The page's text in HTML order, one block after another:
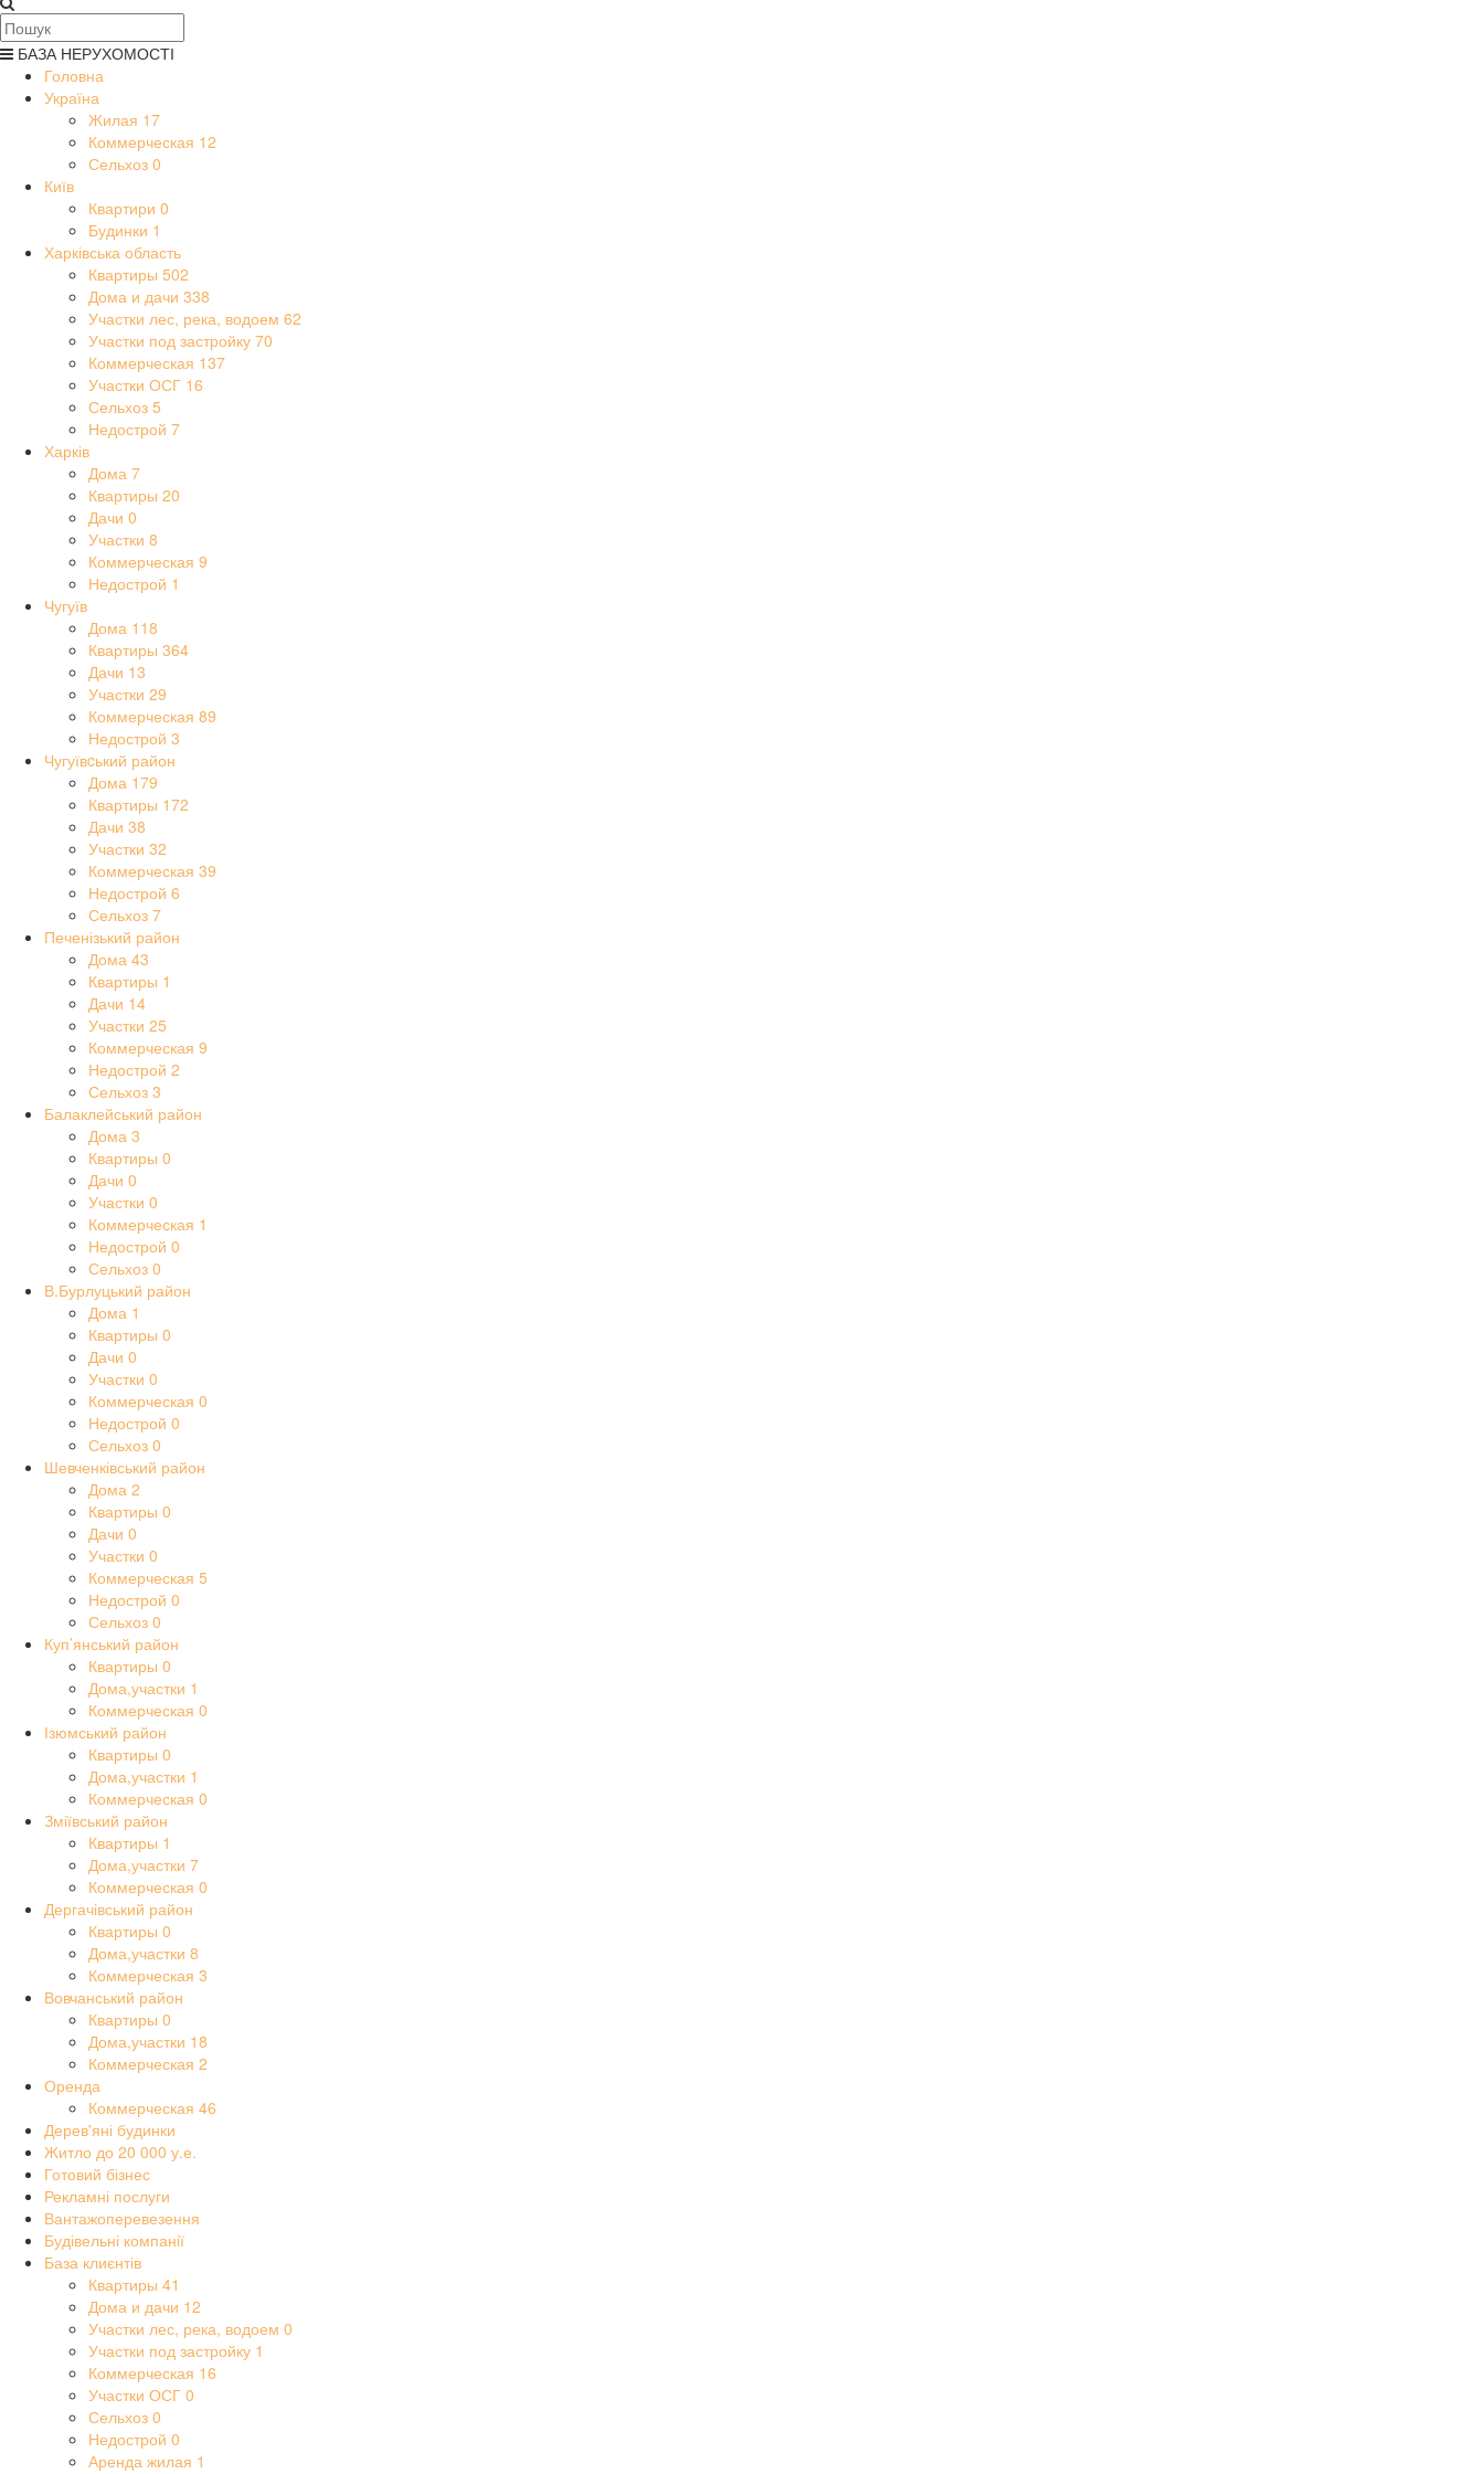
БАЗА НЕРУХОМОСТІ
Головна
Україна
Жилая 17
Коммерческая 12
Сельхоз 0
Київ
Квартири 0
Будинки 1
Харківська область
Квартиры 502
Дома и дачи 338
Участки лес, река, водоем 62
Участки под застройку 70
Коммерческая 137
Участки ОСГ 16
Сельхоз 5
Недострой 7
Харків
Дома 7
Квартиры 20
Дачи 0
Участки 8
Коммерческая 9
Недострой 1
Чугуїв
Дома 118
Квартиры 364
Дачи 13
Участки 29
Коммерческая 89
Недострой 3
Чугуївcький район
Дома 179
Квартиры 172
Дачи 38
Участки 32
Коммерческая 39
Недострой 6
Сельхоз 7
Печенізький район
Дома 43
Квартиры 1
Дачи 14
Участки 25
Коммерческая 9
Недострой 2
Сельхоз 3
Балаклейський район
Дома 3
Квартиры 0
Дачи 0
Участки 0
Коммерческая 1
Недострой 0
Сельхоз 0
В.Бурлуцький район
Дома 1
Квартиры 0
Дачи 0
Участки 0
Коммерческая 0
Недострой 0
Сельхоз 0
Шевченківський район
Дома 2
Квартиры 0
Дачи 0
Участки 0
Коммерческая 5
Недострой 0
Сельхоз 0
Куп’янський район
Квартиры 0
Дома,участки 1
Коммерческая 0
Ізюмський район
Квартиры 0
Дома,участки 1
Коммерческая 0
Зміївський район
Квартиры 1
Дома,участки 7
Коммерческая 0
Дергачівський район
Квартиры 0
Дома,участки 8
Коммерческая 3
Вовчанський район
Квартиры 0
Дома,участки 18
Коммерческая 2
Оренда
Коммерческая 46
Дерев'яні будинки
Житло до 20 000 у.е.
Готовий бізнес
Рекламні послуги
Вантажоперевезення
Будівельні компанії
База клиєнтів
Квартиры 41
Дома и дачи 12
Участки лес, река, водоем 0
Участки под застройку 1
Коммерческая 16
Участки ОСГ 0
Сельхоз 0
Недострой 0
Аренда жилая 1